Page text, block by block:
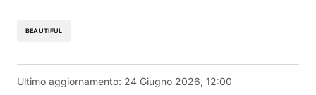
BEAUTIFUL
Ultimo aggiornamento: 24 Giugno 2026, 12:00